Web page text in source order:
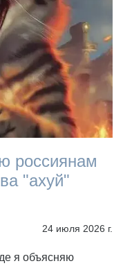
россиянам
"ахуй"
24 июля 2026 г.
я объясняю